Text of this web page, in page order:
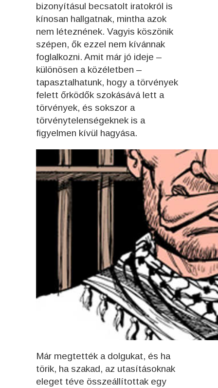
bizonyításul becsatolt iratokról is
kínosan hallgatnak, mintha azok
nem léteznének. Vagyis köszönik
szépen, ők ezzel nem kívánnak
foglalkozni. Amit már jó ideje –
különösen a közéletben –
tapasztalhatunk, hogy a törvények
felett őrködők szokásává lett a
törvények, és sokszor a
törvénytelenségeknek is a
figyelmen kívül hagyása.
Már megtették a dolgukat, és ha
törik, ha szakad, az utasításoknak
eleget téve összeállítottak egy